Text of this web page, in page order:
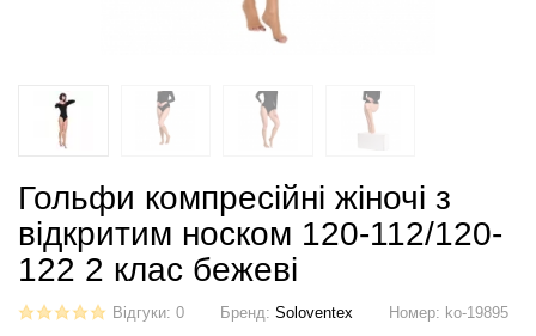
Гольфи компресійні жіночі з
відкритим носком 120-112/120-
122 2 клас бежеві
Відгуки: 0 Бренд: Soloventex Номер: ko-19895